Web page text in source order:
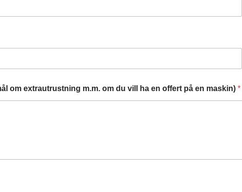
om extrautrustning m.m. om du vill ha en offert på en maskin)*